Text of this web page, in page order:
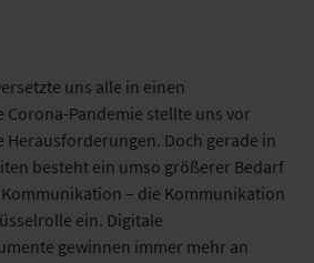
uns alle in einen
Corona-Pandemie stellte uns vor
Herausforderungen. Doch gerade in
besteht ein umso größerer Bedarf
– die Kommunikation
ein. Digitale
gewinnen immer mehr an